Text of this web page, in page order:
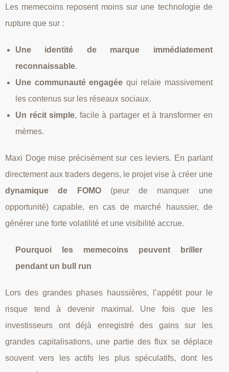
Les memecoins reposent moins sur une technologie de
rupture que sur :
Une identité de marque immédiatement
reconnaissable.
Une communauté engagée qui relaie massivement
les contenus sur les réseaux sociaux.
Un récit simple, facile à partager et à transformer en
mèmes.
Maxi Doge mise précisément sur ces leviers. En parlant
directement aux traders degens, le projet vise à créer une
dynamique de FOMO(peur de manquer une
opportunité) capable, en cas de marché haussier, de
générer une forte volatilité et une visibilité accrue.
Pourquoi les memecoins peuvent briller
pendant un bull run
Lors des grandes phases haussières, l’appétit pour le
risque tend à devenir maximal. Une fois que les
investisseurs ont déjà enregistré des gains sur les
grandes capitalisations, une partie des flux se déplace
souvent vers les actifs les plus spéculatifs, dont les